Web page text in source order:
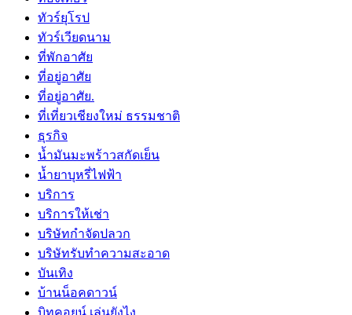
ทัวร์ยุโรป
ทัวร์เวียดนาม
ที่พักอาศัย
ที่อยู่อาศัย
ที่อยู่อาศัย.
ที่เที่ยวเชียงใหม่ ธรรมชาติ
ธุรกิจ
น้ำมันมะพร้าวสกัดเย็น
น้ำยาบุหรี่ไฟฟ้า
บริการ
บริการให้เช่า
บริษัทกำจัดปลวก
บริษัทรับทำความสะอาด
บันเทิง
บ้านน็อคดาวน์
บิทคอยน์ เล่นยังไง